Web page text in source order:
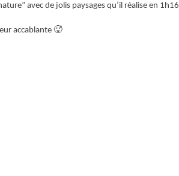
avec de jolis paysages qu’il réalise en 1h16
accablante 🥵